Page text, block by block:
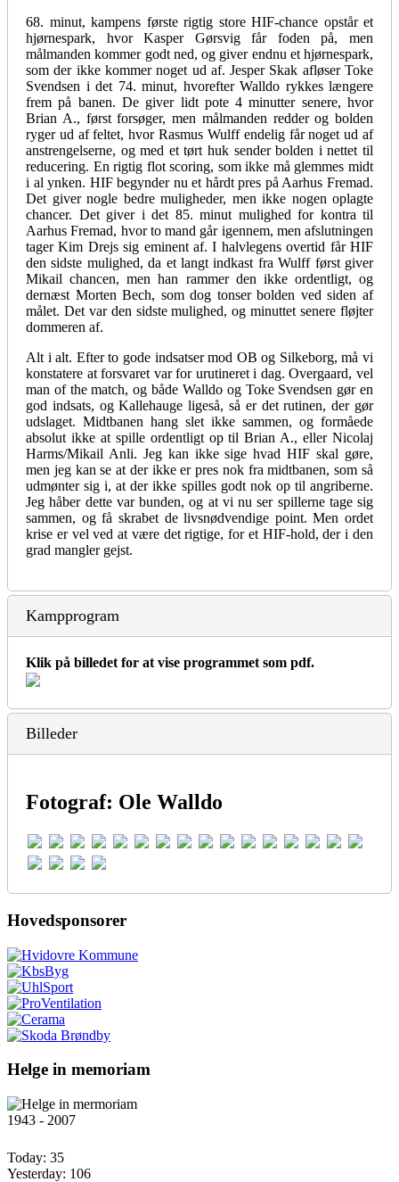
68. minut, kampens første rigtig store HIF-chance opstår et
hjørnespark, hvor Kasper Gørsvig får foden på, men
målmanden kommer godt ned, og giver endnu et hjørnespark,
som der ikke kommer noget ud af. Jesper Skak afløser Toke
Svendsen i det 74. minut, hvorefter Walldo rykkes længere
frem på banen. De giver lidt pote 4 minutter senere, hvor
Brian A., først forsøger, men målmanden redder og bolden
ryger ud af feltet, hvor Rasmus Wulff endelig får noget ud af
anstrengelserne, og med et tørt huk sender bolden i nettet til
reducering. En rigtig flot scoring, som ikke må glemmes midt
i al ynken. HIF begynder nu et hårdt pres på Aarhus Fremad.
Det giver nogle bedre muligheder, men ikke nogen oplagte
chancer. Det giver i det 85. minut mulighed for kontra til
Aarhus Fremad, hvor to mand går igennem, men afslutningen
tager Kim Drejs sig eminent af. I halvlegens overtid får HIF
den sidste mulighed, da et langt indkast fra Wulff først giver
Mikail chancen, men han rammer den ikke ordentligt, og
dernæst Morten Bech, som dog tonser bolden ved siden af
målet. Det var den sidste mulighed, og minuttet senere fløjter
dommeren af.
Alt i alt. Efter to gode indsatser mod OB og Silkeborg, må vi
konstatere at forsvaret var for urutineret i dag. Overgaard, vel
man of the match, og både Walldo og Toke Svendsen gør en
god indsats, og Kallehauge ligeså, så er det rutinen, der gør
udslaget. Midtbanen hang slet ikke sammen, og formåede
absolut ikke at spille ordentligt op til Brian A., eller Nicolaj
Harms/Mikail Anli. Jeg kan ikke sige hvad HIF skal gøre,
men jeg kan se at der ikke er pres nok fra midtbanen, som så
udmønter sig i, at der ikke spilles godt nok op til angriberne.
Jeg håber dette var bunden, og at vi nu ser spillerne tage sig
sammen, og få skrabet de livsnødvendige point. Men ordet
krise er vel ved at være det rigtige, for et HIF-hold, der i den
grad mangler gejst.
Kampprogram
Klik på billedet for at vise programmet som pdf.
Billeder
Fotograf: Ole Walldo
Hovedsponsorer
Helge in memoriam
1943 - 2007
Today: 35
Yesterday: 106